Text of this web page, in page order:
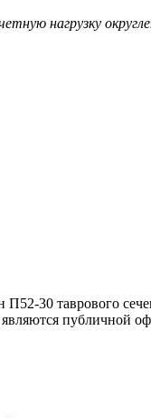
нагрузку
30 таврового
публичной